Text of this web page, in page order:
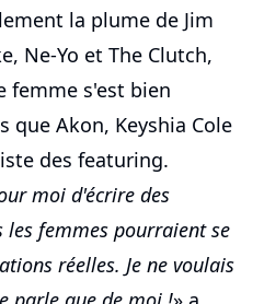
la plume de Jim
Ne-Yo et The Clutch,
femme s'est bien
que Akon, Keyshia Cole
des featuring.
moi d'écrire des
les femmes pourraient se
réelles. Je ne voulais